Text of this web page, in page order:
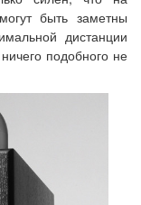
быть заметны
дистанции
подобного не